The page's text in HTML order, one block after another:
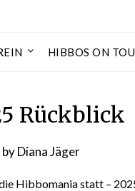
HIBBOS ON
Rückblick
byDiana Jäger
Hibbomania statt –